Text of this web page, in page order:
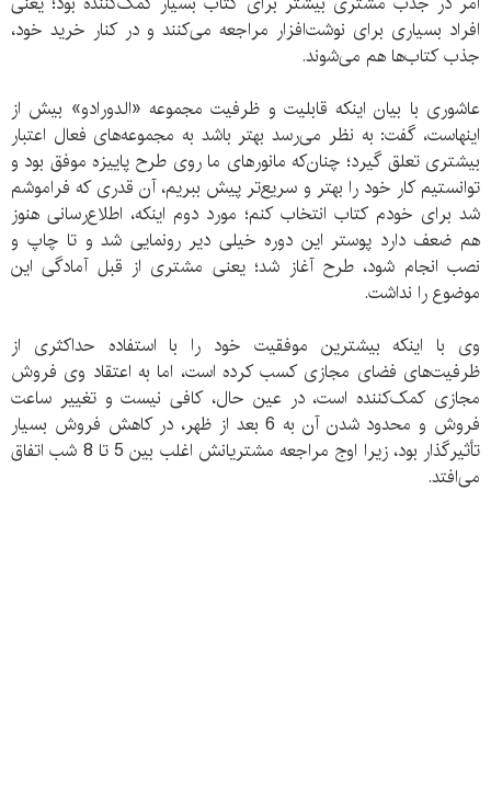
افراد بسیاری برای نوشت‌افزار مراجعه می‌کنند و در کنار خرید خود،
جذب کتاب‌ها هم می‌شوند.
عاشوری با بیان اینکه قابلیت و ظرفیت مجموعه «الدورادو» بیش از
اینهاست، گفت: به نظر می‌رسد بهتر باشد به مجموعه‌های فعال اعتبار
بیشتری تعلق گیرد؛ چنان‌که مانورهای ما روی طرح پاییزه موفق بود و
توانستیم کار خود را بهتر و سریع‌تر پیش ببریم، آن قدری که فراموشم
شد برای خودم کتاب انتخاب کنم؛ مورد دوم اینکه، اطلاع‌رسانی هنوز
هم ضعف دارد پوستر این دوره خیلی دیر رونمایی شد و تا چاپ و
نصب انجام شود، طرح آغاز شد؛ یعنی مشتری از قبل آمادگی این
موضوع را نداشت.
وی با اینکه بیشترین موفقیت خود را با استفاده حداکثری از
ظرفیت‌های فضای مجازی کسب کرده است، اما به اعتقاد وی فروش
مجازی کمک‌کننده است، در عین حال، کافی نیست و تغییر ساعت
فروش و محدود شدن آن به 6 بعد از ظهر، در کاهش فروش بسیار
تأثیرگذار بود، زیرا اوج مراجعه مشتریانش اغلب بین 5 تا 8 شب اتفاق
می‌افتد.